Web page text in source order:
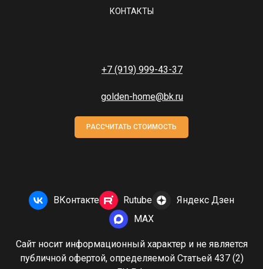
КОНТАКТЫ
+7 (919) 999-43-37
golden-home@bk.ru
РАССЧИТАТЬ СТОИМОСТЬ
ВКонтакте Rutube
Яндекс Дзен
MAX
Сайт носит информационный характер и не является
публичной офертой, определяемой Статьей 437 (2)